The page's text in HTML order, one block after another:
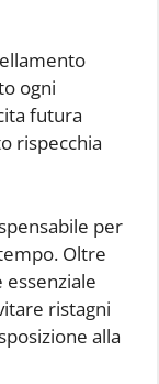
ogni
futura
rispecchia
per
Oltre
ristagni
alla